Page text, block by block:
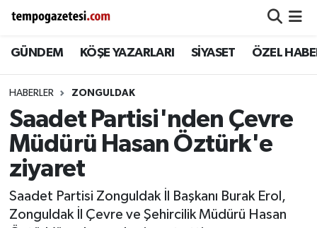
GÜNDEM KÖŞE YAZARLARI SİYASET ÖZEL
HABERLER ZONGULDAK
Saadet Partisi'nden Çevre
Müdürü Hasan Öztürk'e
ziyaret
Saadet Partisi Zonguldak İl Başkanı Burak Erol,
Zonguldak İl Çevre ve Şehircilik Müdürü Hasan
Alaplı
Çaycuma
Devrek
Ereğli
Gökçebey
Zonguldak Nöbetçi Eczaneler
Zonguldak Hava Durumu
Zonguldak Namaz Vakitleri
Zonguldak Trafik Yoğunluk Haritası
Süper Lig Puan Durumu ve Fikstür